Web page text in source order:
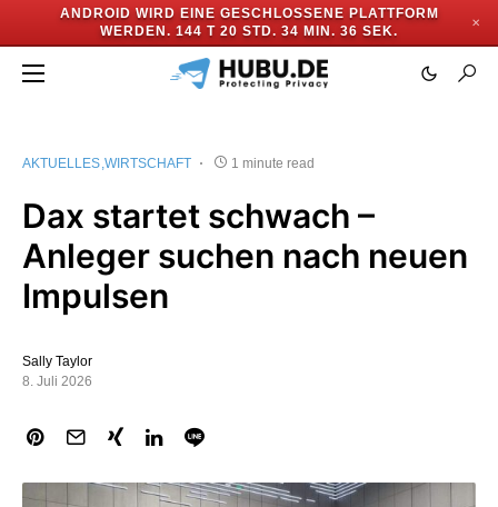
ANDROID WIRD EINE GESCHLOSSENE PLATTFORM
WERDEN. 144 T 20 STD. 34 MIN. 35 SEK.
✕
AKTUELLES WIRTSCHAFT 1 minute read
Dax startet schwach –
Anleger suchen nach neuen
Impulsen
Sally Taylor
8. Juli 2026